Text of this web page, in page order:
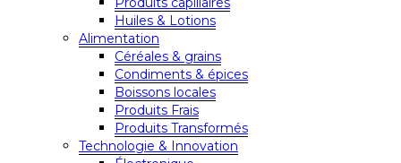
Huiles & Lotions
Alimentation
Céréales & grains
Condiments & épices
Boissons locales
Produits Frais
Produits Transformés
Technologie & Innovation